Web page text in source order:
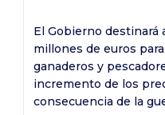
la
entrada:
la
El Gobierno destinará
millones de euros
ganaderos y
incremento de los
consecuencia de la